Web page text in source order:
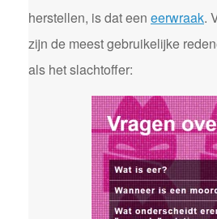
herstellen, is dat een eerwraak.
zijn de meest gebruikelijke
als het slachtoffer: